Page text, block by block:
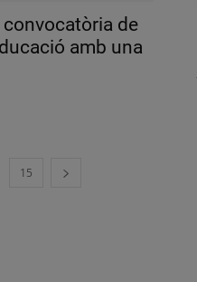
convocatòria de
amb una
15